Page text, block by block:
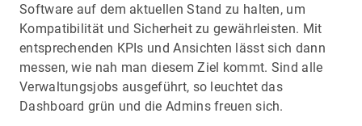
Software auf dem aktuellen Stand zu halten, um
Kompatibilität und Sicherheit zu gewährleisten. Mit
entsprechenden KPIs und Ansichten lässt sich dann
messen, wie nah man diesem Ziel kommt. Sind alle
Verwaltungsjobs ausgeführt, so leuchtet das
Dashboard grün und die Admins freuen sich.